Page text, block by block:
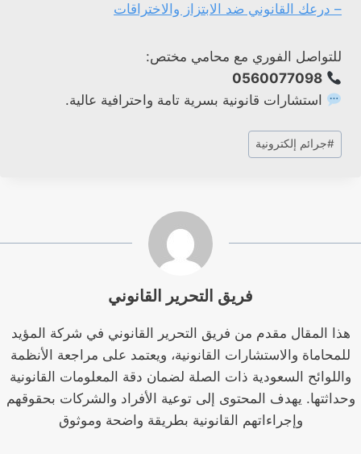
– درعك القانوني ضد الابتزاز والاختراقات
للتواصل الفوري مع محامي مختص:
0560077098
استشارات قانونية بسرية تامة واحترافية عالية.
وسوم
المقال:
#جرائم إلكترونية
فريق التحرير القانوني
هذا المقال مقدم من فريق التحرير القانوني في شركة المؤيد
للمحاماة والاستشارات القانونية، ويعتمد على مراجعة الأنظمة
واللوائح السعودية ذات الصلة لضمان دقة المعلومات القانونية
وحداثتها. يهدف المحتوى إلى توعية الأفراد والشركات بحقوقهم
وإجراءاتهم القانونية بطريقة واضحة وموثوق